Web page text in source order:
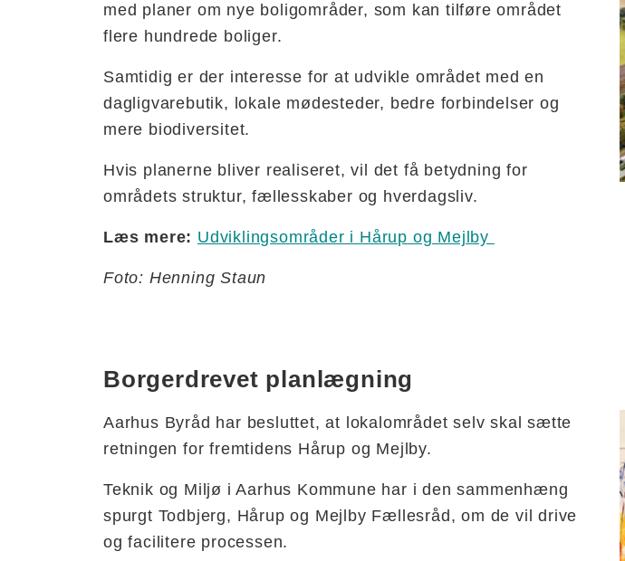
med planer om nye boligområder, som kan tilføre området
flere hundrede boliger.
Samtidig er der interesse for at udvikle området med en
dagligvarebutik, lokale mødesteder, bedre forbindelser og
mere biodiversitet.
Hvis planerne bliver realiseret, vil det få betydning for
områdets struktur, fællesskaber og hverdagsliv.
Læs mere: Udviklingsområder i Hårup og Mejlby
Foto: Henning Staun
Borgerdrevet planlægning
Aarhus Byråd har besluttet, at lokalområdet selv skal sætte
retningen for fremtidens Hårup og Mejlby.
Teknik og Miljø i Aarhus Kommune har i den sammenhæng
spurgt Todbjerg, Hårup og Mejlby Fællesråd, om de vil drive
og facilitere processen.